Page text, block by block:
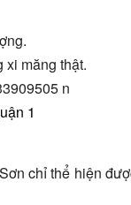
xi măng thật.
1
chỉ thể hiện